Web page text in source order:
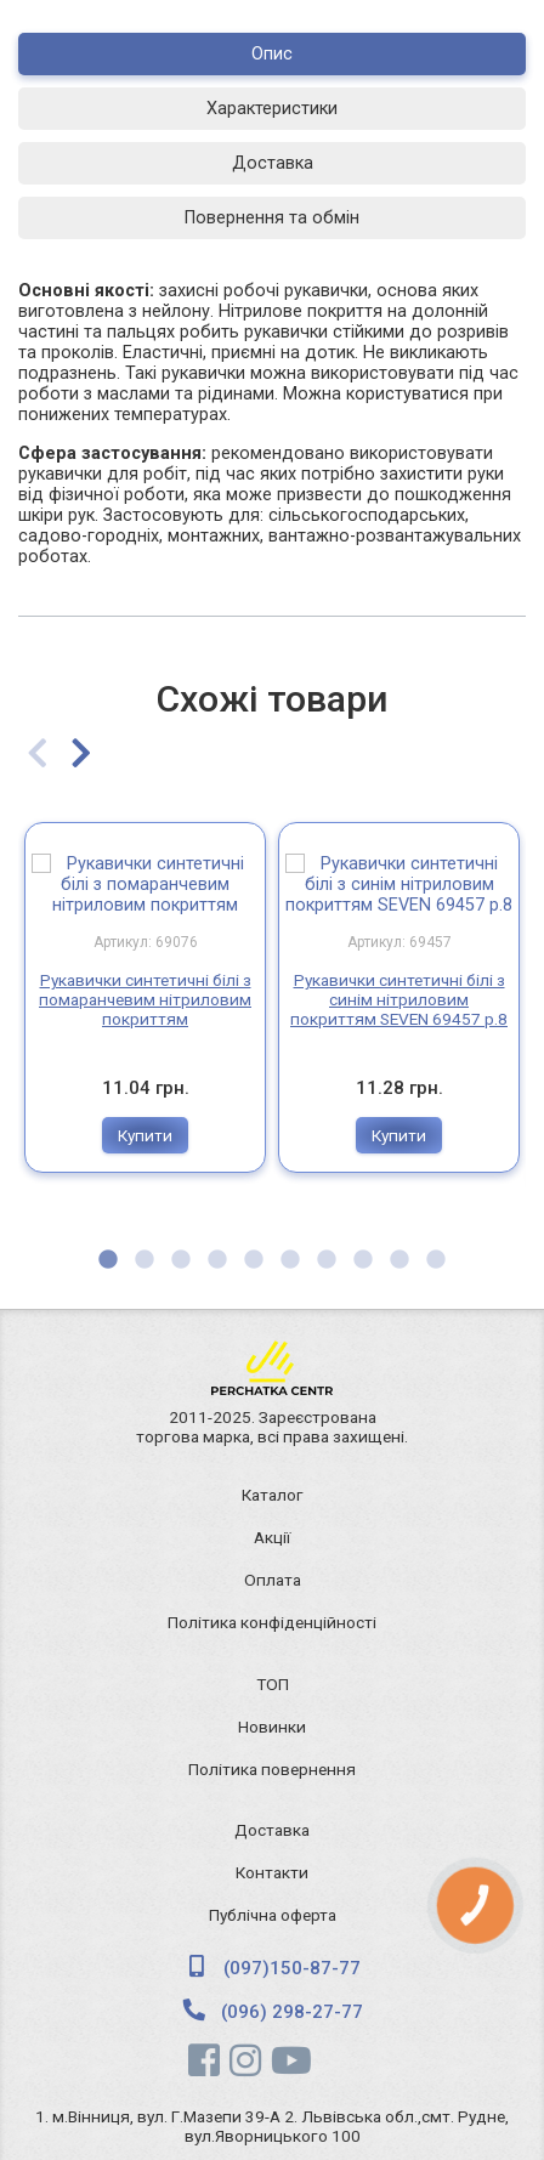
Опис
Характеристики
Доставка
Повернення та обмін
Основні якості: захисні робочі рукавички, основа яких
виготовлена з нейлону. Нітрилове покриття на долонній
частині та пальцях робить рукавички стійкими до розривів
та проколів. Еластичні, приємні на дотик. Не викликають
подразнень. Такі рукавички можна використовувати під час
роботи з маслами та рідинами. Можна користуватися при
понижених температурах.
Сфера застосування: рекомендовано використовувати
рукавички для робіт, під час яких потрібно захистити руки
від фізичної роботи, яка може призвести до пошкодження
шкіри рук. Застосовують для: сільськогосподарських,
садово-городніх, монтажних, вантажно-розвантажувальних
роботах.
Схожі товари
Артикул: 69076
Рукавички синтетичні білі з
помаранчевим нітриловим
покриттям
11.04 грн.
Купити
Артикул: 69457
Рукавички синтетичні білі з
синім нітриловим
покриттям SEVEN 69457 р.8
11.28 грн.
Купити
2011-2025. Зареєстрована
торгова марка, всі права захищені.
Каталог
Акції
Оплата
Політика конфіденційності
ТОП
Новинки
Політика повернення
Доставка
Контакти
Публічна оферта
(097)150-87-77
(096) 298-27-77
1. м.Вінниця, вул. Г.Мазепи 39-А 2. Львівська обл.,смт. Рудне,
вул.Яворницького 100
КНОПКА
ЗВ'ЯЗКУ